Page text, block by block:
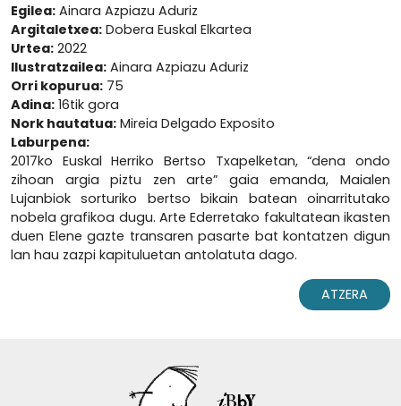
Egilea: Ainara Azpiazu Aduriz
Argitaletxea: Dobera Euskal Elkartea
Urtea: 2022
Ilustratzailea: Ainara Azpiazu Aduriz
Orri kopurua: 75
Adina: 16tik gora
Nork hautatua: Mireia Delgado Exposito
Laburpena:
2017ko Euskal Herriko Bertso Txapelketan, “dena ondo
zihoan argia piztu zen arte” gaia emanda, Maialen
Lujanbiok sorturiko bertso bikain batean oinarritutako
nobela grafikoa dugu. Arte Ederretako fakultatean ikasten
duen Elene gazte transaren pasarte bat kontatzen digun
lan hau zazpi kapituluetan antolatuta dago.
ATZERA